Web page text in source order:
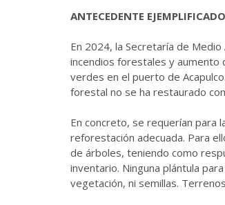
ANTECEDENTE EJEMPLIFICADO
En 2024, la Secretaría de
incendios forestales y aumento
verdes en el puerto de
forestal no se ha restaurado
En concreto, se requerían para
reforestación adecuada. Para
de árboles, teniendo como
inventario. Ninguna plántula
vegetación, ni semillas.